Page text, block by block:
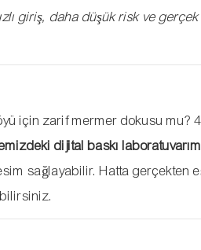
giriş, daha düşük risk ve gerçek
için zarif mermer dokusu mu?
dijital baskı
sağlayabilir. Hatta gerçekten